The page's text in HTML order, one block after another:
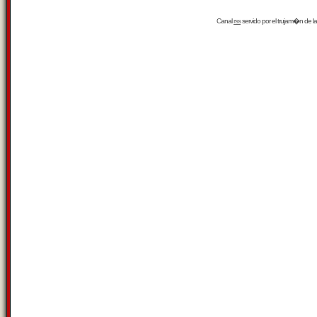
Canalrssservido por eltrujam�nde